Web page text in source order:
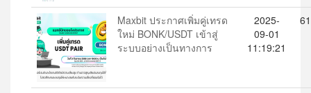
Maxbit ประกาศเพิ่มคู่เทรด
ใหม่ BONK/USDT เข้าสู่
ระบบอย่างเป็นทางการ
2025-
09-01
11:19:21